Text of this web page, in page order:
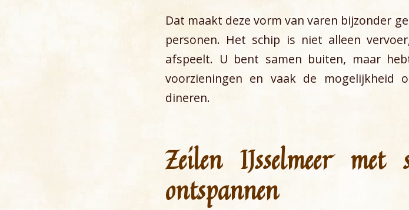
Dat maakt deze vorm van varen bijzonder
personen. Het schip is niet alleen
afspeelt. U bent samen buiten, maar
voorzieningen en vaak de mogelijkheid
dineren.
Zeilen IJsselmeer
ontspannen